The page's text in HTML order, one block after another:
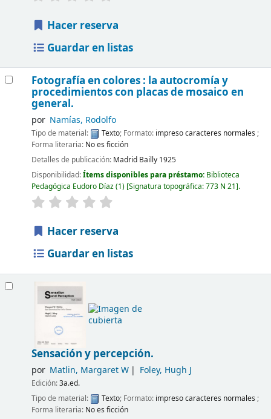
Hacer reserva
Guardar en listas
Fotografía en colores : la autocromía y
procedimientos con placas de mosaico en
general.
por Namías, Rodolfo
Tipo de material: Texto; Formato: impreso caracteres normales ;
Forma literaria: No es ficción
Detalles de publicación: Madrid Bailly 1925
Disponibilidad:Ítems disponibles para préstamo: Biblioteca
Pedagógica Eudoro Díaz(1) Signatura topográfica:773 N 21 .
Hacer reserva
Guardar en listas
Sensación y percepción.
por Matlin, Margaret W Foley, Hugh J
Edición:3a.ed.
Tipo de material:
Texto; Formato: impreso caracteres normales ;
Forma literaria: No es ficción